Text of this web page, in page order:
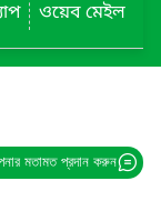
ওয়েব মেইল
মতামত প্রদান করুন